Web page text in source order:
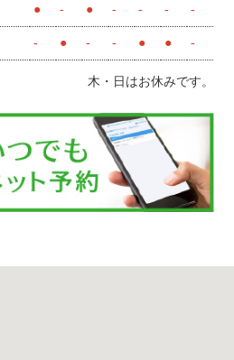
● - ● - - - -
- ● - - ● ● -
木・日はお休みです。